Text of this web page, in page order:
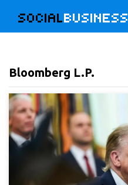
SOCIALBUSINESS
Bloomberg L.P.